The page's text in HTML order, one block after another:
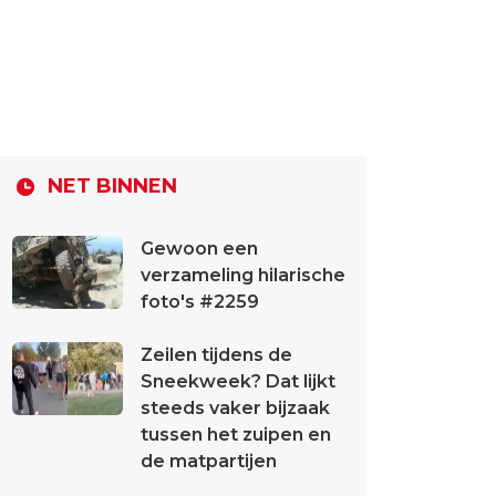
NET BINNEN
Gewoon een
verzameling hilarische
foto's #2259
Zeilen tijdens de
Sneekweek? Dat lijkt
steeds vaker bijzaak
tussen het zuipen en
de matpartijen